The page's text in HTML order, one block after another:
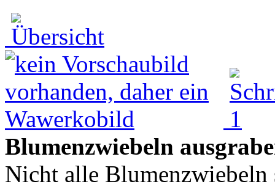
Blumenzwiebeln
Nicht alle